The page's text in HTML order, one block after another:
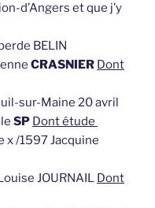
d’Angers et que j’y
BELIN
CRASNIER Dont
sur-Maine 20 avril
SP Dont étude
x /1597 Jacquine
JOURNAIL Dont